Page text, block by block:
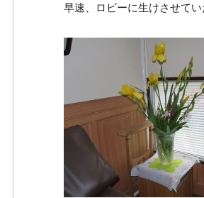
早速、ロビーに生けさせて